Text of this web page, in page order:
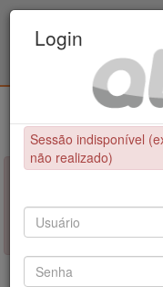
Metalúrgica e de
NÃO FOI POSSÍVEL
Sessão indisponível
realizado)
Login
Sessão indisponível
não realizado)